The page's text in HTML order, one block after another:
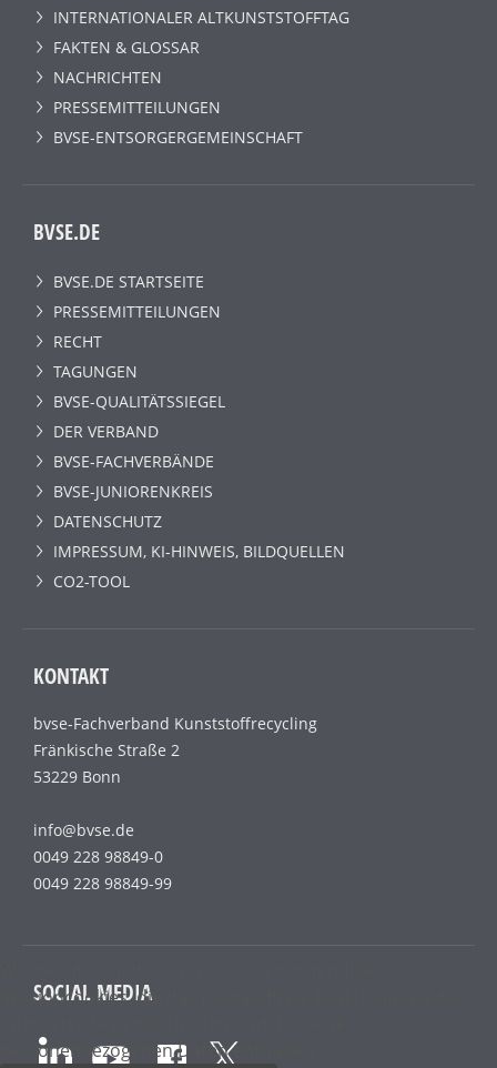
INTERNATIONALER ALTKUNSTSTOFFTAG
FAKTEN & GLOSSAR
NACHRICHTEN
PRESSEMITTEILUNGEN
BVSE-ENTSORGERGEMEINSCHAFT
BVSE.DE
BVSE.DE STARTSEITE
PRESSEMITTEILUNGEN
RECHT
TAGUNGEN
BVSE-QUALITÄTSSIEGEL
DER VERBAND
BVSE-FACHVERBÄNDE
BVSE-JUNIORENKREIS
DATENSCHUTZ
IMPRESSUM, KI-HINWEIS, BILDQUELLEN
CO2-TOOL
KONTAKT
bvse-Fachverband Kunststoffrecycling
Fränkische Straße 2
53229 Bonn
info@bvse.de
0049 228 98849-0
0049 228 98849-99
SOCIAL MEDIA
Sessioncookies, die das einwandfreie Funktionieren der
personenbezogenen Daten enthalten.